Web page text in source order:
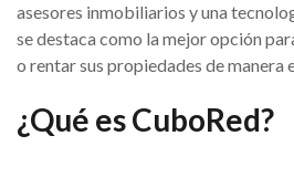
asesores inmobiliarios y una
se destaca como la mejor opción
o rentar sus propiedades de manera
¿Qué es CuboRed?